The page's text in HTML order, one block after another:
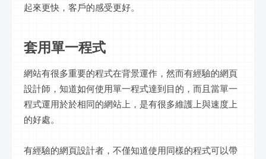
起來更快，客戶的感受更好。
套用單一程式
網站有很多重要的程式在背景運作，然而有經驗的網頁
設計師，知道如何使用單一程式達到目的，而且當單一
程式運用於於相同的網站上，是有很多維護上與速度上
的好處。
有經驗的網頁設計者，不僅知道使用同樣的程式可以帶